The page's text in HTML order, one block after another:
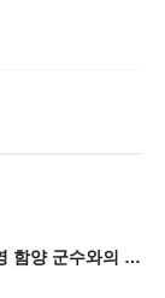
‘힘찬도약 함께여는 함양’-진병영 함양 군수와의 만남